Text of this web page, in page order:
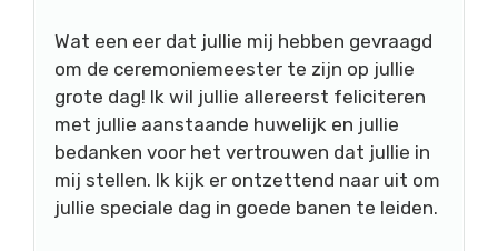
Wat een eer dat jullie mij hebben gevraagd
om de ceremoniemeester te zijn op jullie
grote dag! Ik wil jullie allereerst feliciteren
met jullie aanstaande huwelijk en jullie
bedanken voor het vertrouwen dat jullie in
mij stellen. Ik kijk er ontzettend naar uit om
jullie speciale dag in goede banen te leiden.